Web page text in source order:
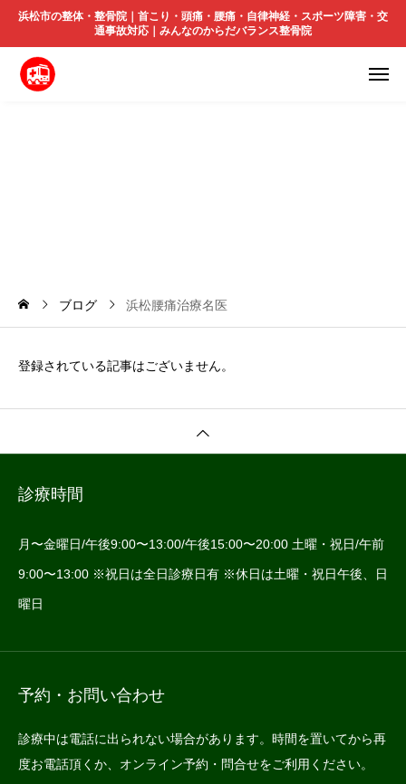
浜松市の整体・整骨院｜首こり・頭痛・腰痛・自律神経・スポーツ障害・交
通事故対応｜みんなのからだバランス整骨院
ブログ 浜松腰痛治療名医
登録されている記事はございません。
診療時間
月〜金曜日/午後9:00〜13:00/午後15:00〜20:00 土曜・祝日/午前
9:00〜13:00 ※祝日は全日診療日有 ※休日は土曜・祝日午後、日
曜日
予約・お問い合わせ
診療中は電話に出られない場合があります。時間を置いてから再
度お電話頂くか、オンライン予約・問合せをご利用ください。